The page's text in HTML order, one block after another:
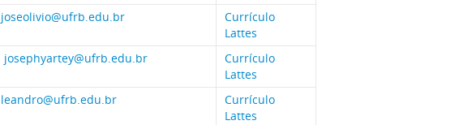
joseolivio@ufrb.edu.br
Currículo
Lattes
josephyartey@ufrb.edu.br
Currículo
Lattes
leandro@ufrb.edu.br
Currículo
Lattes